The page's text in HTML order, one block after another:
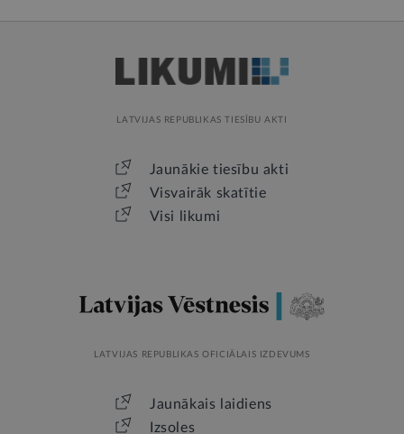
LATVIJAS REPUBLIKAS TIESĪBU AKTI
Jaunākie tiesību akti
Visvairāk skatītie
Visi likumi
LATVIJAS REPUBLIKAS OFICIĀLAIS IZDEVUMS
Jaunākais laidiens
Izsoles